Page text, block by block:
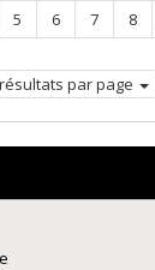
Page
5 Page
6 Page
7 Page
8
par page